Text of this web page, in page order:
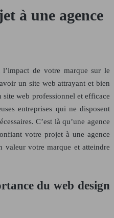
à une agence
de votre marque sur le
un site web attrayant et bien
site web professionnel et efficace
entreprises qui ne disposent
C’est là qu’une agence
votre projet à une agence
valeur votre marque et atteindre
du web design